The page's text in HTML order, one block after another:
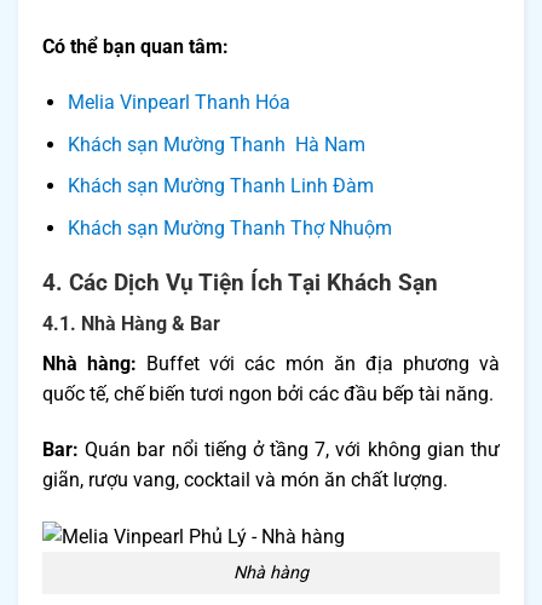
Có thể bạn quan tâm:
Melia Vinpearl Thanh Hóa
Khách sạn Mường Thanh Hà Nam
Khách sạn Mường Thanh Linh Đàm
Khách sạn Mường Thanh Thợ Nhuộm
4. Các Dịch Vụ Tiện Ích Tại Khách Sạn
4.1. Nhà Hàng & Bar
Nhà hàng: Buffet với các món ăn địa phương và
quốc tế, chế biến tươi ngon bởi các đầu bếp tài năng.
Bar: Quán bar nổi tiếng ở tầng 7, với không gian thư
giãn, rượu vang, cocktail và món ăn chất lượng.
Nhà hàng